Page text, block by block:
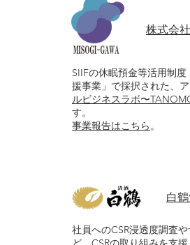
株式会
SIIFの休眠預金等活用制
援事業」で採択された、
ルビジネスラボ〜
す。
事業報告はこちら。
白
社員へのCSR浸透度調査